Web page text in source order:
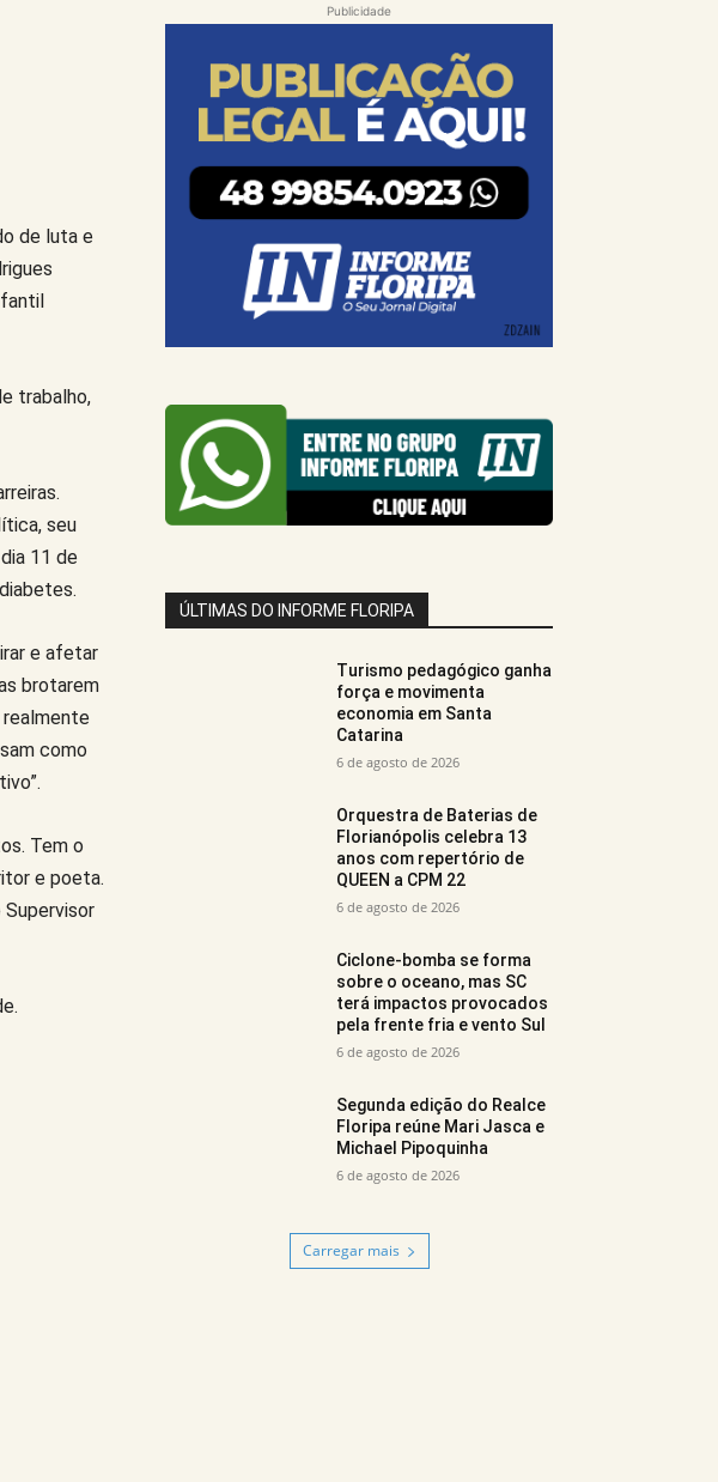
de luta e
trabalho,
seu
11 de
e afetar
brotarem
realmente
como
Tem o
e poeta.
Supervisor
Publicidade
ÚLTIMAS DO INFORME FLORIPA
Turismo pedagógico ganha
força e movimenta
economia em Santa
Catarina
6 de agosto de 2026
Orquestra de Baterias de
Florianópolis celebra 13
anos com repertório de
QUEEN a CPM 22
6 de agosto de 2026
Ciclone-bomba se forma
sobre o oceano, mas SC
terá impactos provocados
pela frente fria e vento Sul
6 de agosto de 2026
Segunda edição do Realce
Floripa reúne Mari Jasca e
Michael Pipoquinha
6 de agosto de 2026
Carregar mais